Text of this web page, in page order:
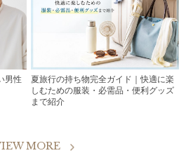
男性
夏旅行の持ち物完全ガイド｜快適に楽
しむための服装・必需品・便利グッズ
まで紹介
MORE